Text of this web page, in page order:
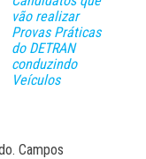
vão realizar
Provas Práticas
do DETRAN
conduzindo
Veículos
Campos